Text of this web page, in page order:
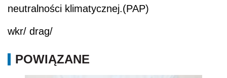
neutralności klimatycznej.(PAP)
wkr/ drag/
POWIĄZANE